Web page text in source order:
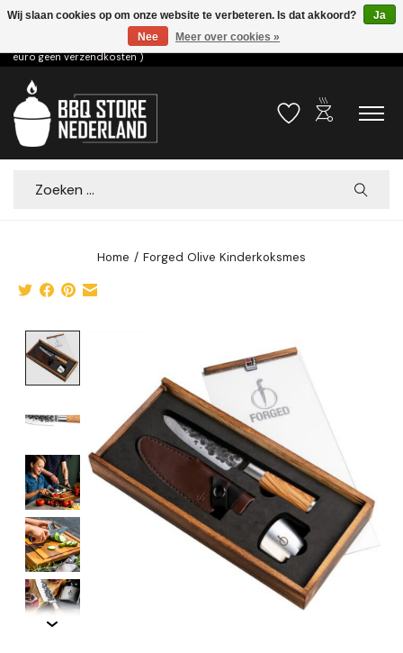
Voor 15.00u besteld dezelfde dag verzonden! ( 6,95 verzendkosten, vanaf 75
euro geen verzendkosten )
Verlanglijst
outdoor_grill
Zoeken
Home / Forged Olive Kinderkoksmes
Wij slaan cookies op om onze website te verbeteren. Is dat akkoord?
Ja
Nee
Meer over cookies »